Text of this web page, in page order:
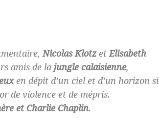
Nicolas Klotzet Elisabeth
amis de la jungle calaisienne,
en dépit d’un ciel et d’un horizon si
de violence et de mépris.
et Charlie Chaplin.